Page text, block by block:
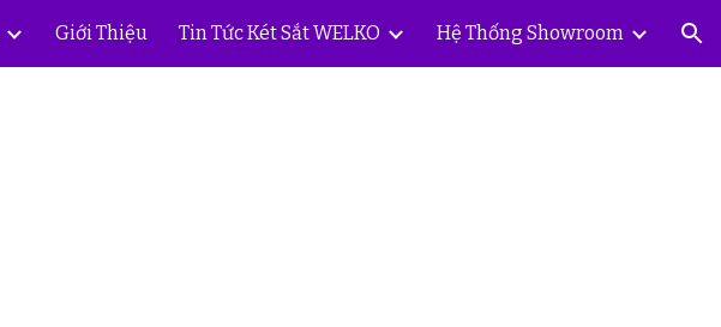
Skip to navigation
Giới Thiệu Tin Tức Két Sắt WELKO Hệ Thống Showroom